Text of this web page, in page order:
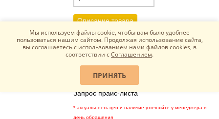
Описание товара
Керамический гриль ВЕЗУВИЙ 60
(23)Керамический гриль ВЕЗУВИЙ 60
(23)
Ширина: 1340 мм Высота: 1220 мм
Запрос прайс-листа
* актуальность цен и наличие уточняйте у менеджера в
день обращения
Мы используем файлы cookie, чтобы вам было удобнее
пользоваться нашим сайтом. Продолжая использование сайта,
вы соглашаетесь c использованием нами файлов cookies, в
соответствии сСоглашением.
ПРИНЯТЬ